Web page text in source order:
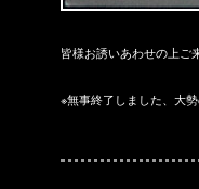
皆様お誘いあわせの上ご
※無事終了しました、大